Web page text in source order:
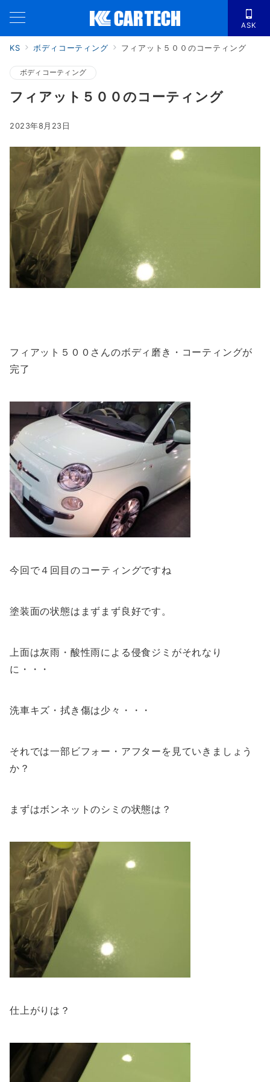
ASK
KS ボディコーティング フィアット５００のコーティング
ボディコーティング
フィアット５００のコーティング
2023年8月23日
フィアット５００さんのボディ磨き・コーティングが
完了
今回で４回目のコーティングですね
塗装面の状態はまずまず良好です。
上面は灰雨・酸性雨による侵食ジミがそれなり
に・・・
洗車キズ・拭き傷は少々・・・
それでは一部ビフォー・アフターを見ていきましょう
か？
まずはボンネットのシミの状態は？
仕上がりは？